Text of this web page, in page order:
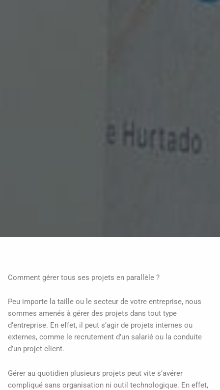
Comment gérer tous ses projets en parallèle ?
Peu importe la taille ou le secteur de votre entreprise, nous
sommes amenés à gérer des projets dans tout type
d’entreprise. En effet, il peut s’agir de projets internes ou
externes, comme le recrutement d’un salarié ou la conduite
d’un projet client.
Gérer au quotidien plusieurs projets peut vite s’avérer
compliqué sans organisation ni outil technologique. En effet,